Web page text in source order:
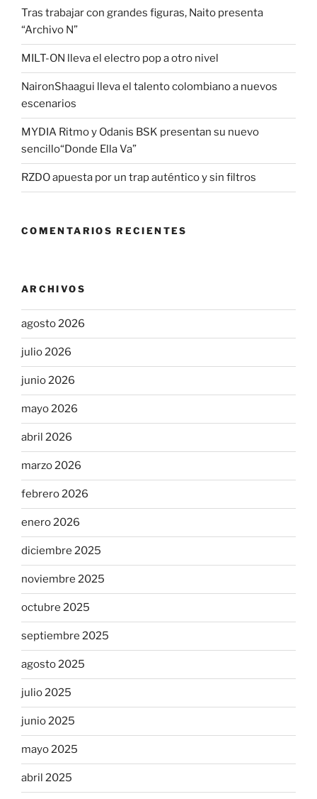
Tras trabajar con grandes figuras, Naito presenta
“Archivo N”
MILT-ON lleva el electro pop a otro nivel
NaironShaagui lleva el talento colombiano a nuevos
escenarios
MYDIA Ritmo y Odanis BSK presentan su nuevo
sencillo“Donde Ella Va”
RZDO apuesta por un trap auténtico y sin filtros
COMENTARIOS RECIENTES
ARCHIVOS
agosto 2026
julio 2026
junio 2026
mayo 2026
abril 2026
marzo 2026
febrero 2026
enero 2026
diciembre 2025
noviembre 2025
octubre 2025
septiembre 2025
agosto 2025
julio 2025
junio 2025
mayo 2025
abril 2025